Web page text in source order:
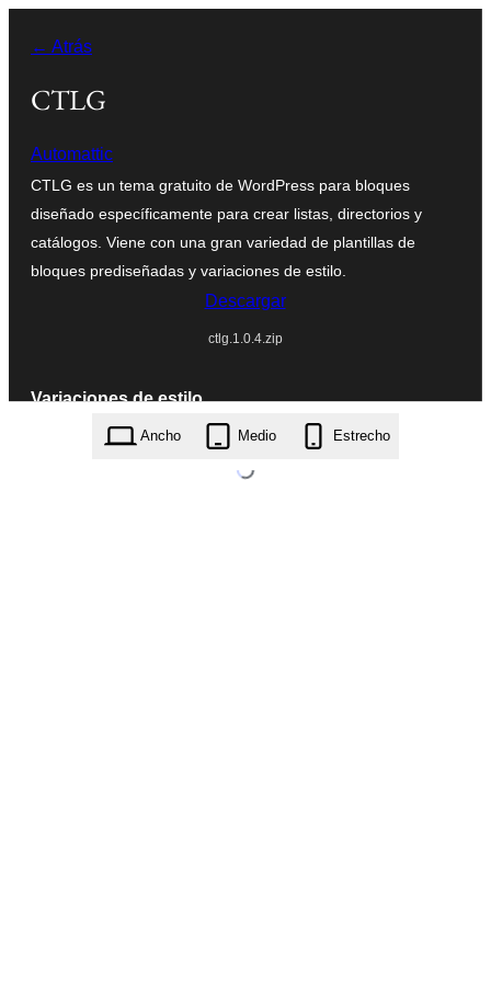
contenido
← Atrás
CTLG
Automattic
CTLG es un tema gratuito de WordPress para bloques
diseñado específicamente para crear listas, directorios y
catálogos. Viene con una gran variedad de plantillas de
bloques prediseñadas y variaciones de estilo.
Descargar
ctlg.1.0.4.zip
Variaciones de estilo
Ancho Medio Estrecho